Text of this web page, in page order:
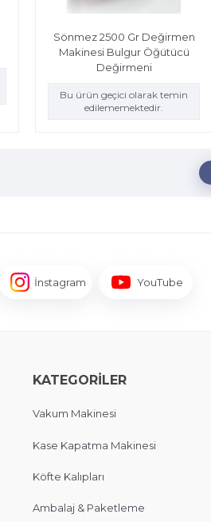
Sönmez 2500 Gr Değirmen
Makinesi Bulgur Öğütücü
Değirmeni
Bu ürün geçici olarak temin
edilememektedir.
İnstagram YouTube
KATEGORİLER
Vakum Makinesi
Kase Kapatma Makinesi
Köfte Kalıpları
Ambalaj & Paketleme